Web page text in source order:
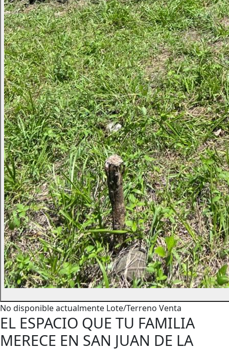
No disponible actualmente Lote/Terreno Venta
EL ESPACIO QUE TU FAMILIA
MERECE EN SAN JUAN DE LA